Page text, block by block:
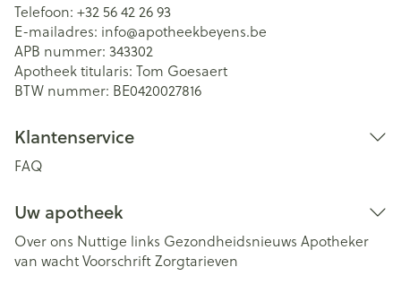
Telefoon: +32 56 42 26 93
E-mailadres: info@apotheekbeyens.be
APB nummer: 343302
Apotheek titularis: Tom Goesaert
BTW nummer: BE0420027816
Klantenservice
FAQ
Uw apotheek
Over ons Nuttige links Gezondheidsnieuws Apotheker
van wachtVoorschriftZorgtarieven